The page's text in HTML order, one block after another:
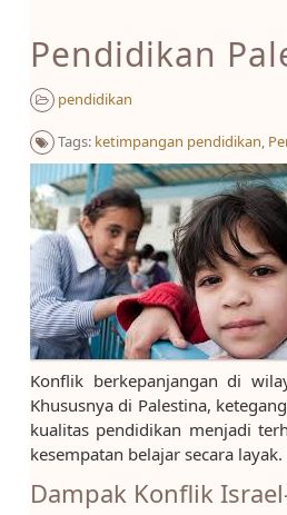
Pendidikan
pendidikan
Tags: ketimpangan pendidikan,
Konflik berkepanjangan di
Khususnya di Palestina,
kualitas pendidikan menjadi
kesempatan belajar secara layak.
Dampak Konflik